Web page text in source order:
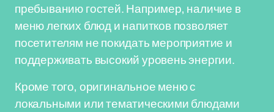
пребыванию гостей. Например, наличие в
меню легких блюд и напитков позволяет
посетителям не покидать мероприятие и
поддерживать высокий уровень энергии.
Кроме того, оригинальное меню с
локальными или тематическими блюдами